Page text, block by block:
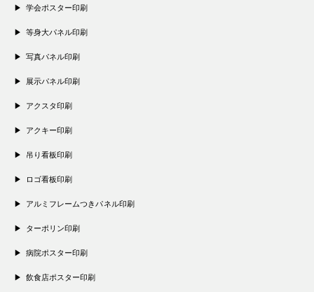
学会ポスター印刷
等身大パネル印刷
写真パネル印刷
展示パネル印刷
アクスタ印刷
アクキー印刷
吊り看板印刷
ロゴ看板印刷
アルミフレームつきパネル印刷
ターポリン印刷
病院ポスター印刷
飲食店ポスター印刷